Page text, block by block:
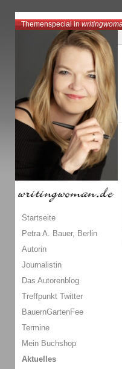
Themenspecial in
Startseite
Petra A. Bauer, Berlin
Autorin
Journalistin
Das Autorenblog
Treffpunkt Twitter
BauernGartenFee
Termine
Mein Buchshop
Aktuelles